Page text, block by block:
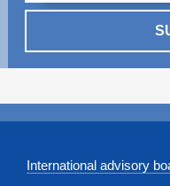
International advisory